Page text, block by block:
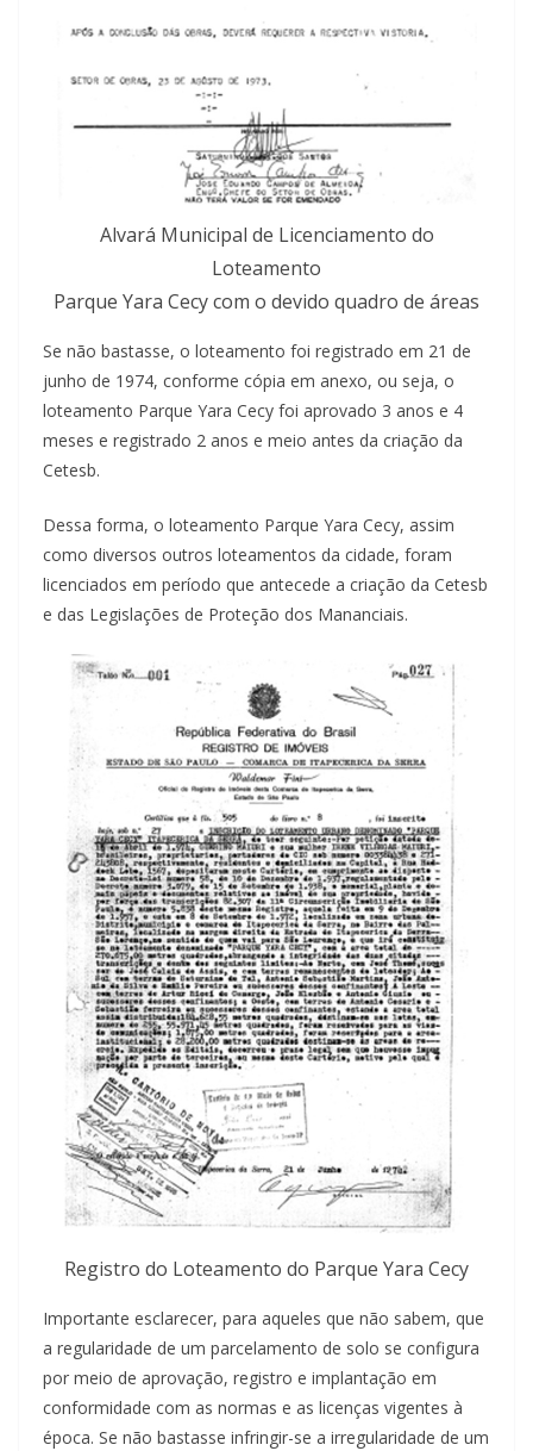
Alvará Municipal de Licenciamento do
Loteamento
Parque Yara Cecy com o devido quadro de áreas
Se não bastasse, o loteamento foi registrado em 21 de
junho de 1974, conforme cópia em anexo, ou seja, o
loteamento Parque Yara Cecy foi aprovado 3 anos e 4
meses e registrado 2 anos e meio antes da criação da
Cetesb.
Dessa forma, o loteamento Parque Yara Cecy, assim
como diversos outros loteamentos da cidade, foram
licenciados em período que antecede a criação da Cetesb
e das Legislações de Proteção dos Mananciais.
Registro do Loteamento do Parque Yara Cecy
Importante esclarecer, para aqueles que não sabem, que
a regularidade de um parcelamento de solo se configura
por meio de aprovação, registro e implantação em
conformidade com as normas e as licenças vigentes à
época. Se não bastasse infringir-se a irregularidade de um